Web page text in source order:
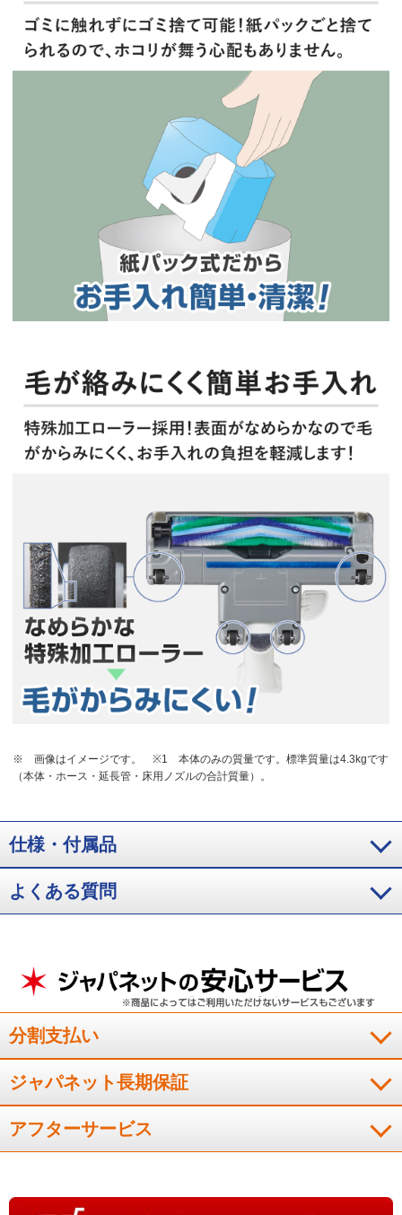
※ 画像はイメージです。
※1 本体のみの質量です。標準質量は4.3kgです
（本体・ホース・延長管・床用ノズルの合計質量）。
仕様・付属品
よくある質問
分割支払い
ジャパネット長期保証
アフターサービス